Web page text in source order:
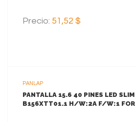
Precio: 51,52 $
PANLAP
PANTALLA 15.6 40 PINES LED
B156XTT01.1 H/W:2A F/W:1 FOR